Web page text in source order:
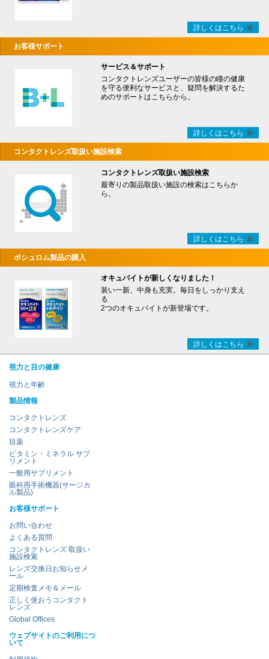
詳しくはこちら
お客様サポート
サービス＆サポート
コンタクトレンズユーザーの皆様の瞳の健康
を守る便利なサービスと、疑問を解決するた
めのサポートはこちらから。
詳しくはこちら
コンタクトレンズ取扱い施設検索
コンタクトレンズ取扱い施設検索
最寄りの製品取扱い施設の検索はこちらか
ら。
詳しくはこちら
ボシュロム製品の購入
オキュバイトが新しくなりました！
装い一新、中身も充実。毎日をしっかり支え
る
2つのオキュバイトが新登場です。
詳しくはこちら
視力と目の健康
視力と年齢
製品情報
コンタクトレンズ
コンタクトレンズケア
目薬
ビタミン・ミネラル サプ
リメント
一般用サプリメント
眼科用手術機器(サージカ
ル製品)
お客様サポート
お問い合わせ
よくある質問
コンタクトレンズ 取扱い
施設検索
レンズ交換日お知らせメ
ール
定期検査メモ＆メール
正しく使おうコンタクト
レンズ
Global Offices
ウェブサイトのご利用につ
いて